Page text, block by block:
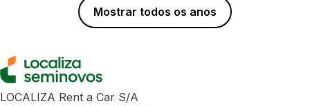
Mostrar todos os anos
LOCALIZA Rent a Car S/A